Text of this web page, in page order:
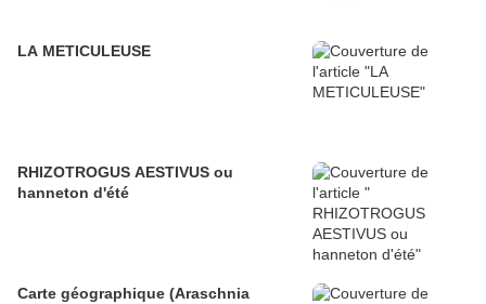
LA METICULEUSE
RHIZOTROGUS AESTIVUS ou
hanneton d'été
Carte géographique (Araschnia